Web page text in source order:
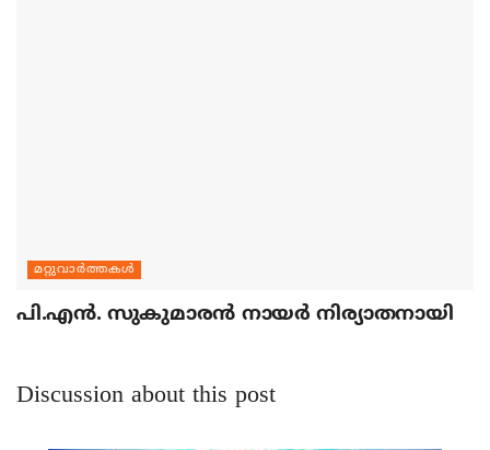
മറ്റുവാര്‍ത്തകള്‍
പി.എന്‍. സുകുമാരന്‍ നായര്‍ നിര്യാതനായി
Discussion about this post